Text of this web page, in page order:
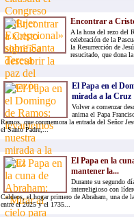
Encontrar a
A la hora del rezo del
celebración de la
la Resurrección de
resucitado, que dona la
El Papa en el
mirada a la Cruz
Volver a comenzar
anima el Papa
Ramos, que conmemora la entrada del Señor
el Santo Padre,...
El Papa en la
mantener la...
Durante su segundo
interreligioso con
Caldeos, el hogar primero de Abraham, una de
entre el 2025 y el 1735...